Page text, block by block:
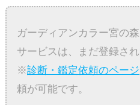
ガーディアンカラー宮の
サービスは、まだ登録され
※診断・鑑定依頼のページ
頼が可能です。